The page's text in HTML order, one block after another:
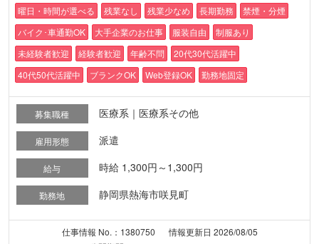
曜日・時間が選べる
残業なし 残業少なめ 長期勤務
禁煙・分煙
バイク･車通勤OK
大手企業のお仕事 服装自由
制服あり
未経験者歓迎
経験者歓迎 年齢不問
20代30代活躍中
40代50代活躍中
ブランクOK Web登録OK 勤務地固定
募集職種 医療系｜医療系その他
雇用形態 派遣
給与 時給 1,300円～1,300円
勤務地 静岡県熱海市咲見町
仕事情報 No.：1380750
情報更新日 2026/08/05